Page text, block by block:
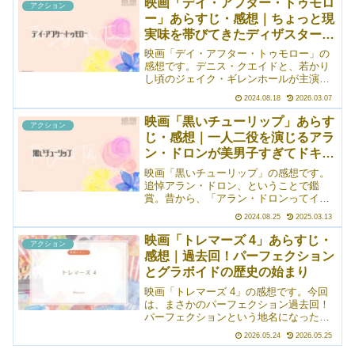
しい！ 結構ガッツリ恋愛要素が入って
いたので、お幾つなんだろうと調べてみ
たら、現在のサンドラ・ブロックは59
歳。つまり、本作の撮影時点でも56、7歳
ぐらいだったということ。魅力的すぎて
驚きました。憧れる！
アクション
映画「デイ・アフター・トゥモロ
ー」あらすじ・感想｜ちょっと現
実味を帯びてきたディザスター・
ムービー
映画「デイ・アフター・トゥモロー」の
感想です。デニス・クエイドと、若かり
し頃のジェイク・ギレンホールが主演の
ディザスター・ムービーです。私が本作
を初鑑賞した（高校生）当初は完全にま
るっとフィクションとして観ていたんで
すが、近年の異常気象＆暑さから考える
と、実は徐々に現実に近付いているんじ
ゃないかと思いますね（怖い）。デニ
ス・クエイドとジェイク・ギレンホール
のコンビも最高で、内容含め、余すとこ
ろなく楽しめます。
2024.08.18 2026.03.07
アクション
映画「黒いチューリップ」あらす
じ・感想｜一人二役を演じるアラ
ン・ドロンが美男子すぎてドキド
キする
映画「黒いチューリップ」の感想です。
追悼アラン・ドロン、ということで鑑
賞。昔から、「アラン・ドロンってイケ
メンだなあ」とは思っていたものの、改
めて見てみると本当に美しい。芸術的な
美しさという感じで、うっとり見蕩れて
しまいそうです。――というのはともか
く、話としては、フランス革命前夜とい
った感じの、ちょっと不穏な空気が漂っ
ている時代。貴族であるにもかかわら
ず、義賊として活動する伯爵のお話。
2024.08.25 2025.03.13
アクション
映画「トレマーズ 4」あらすじ・
感想｜過去回！パーフェクション
とグラボイドの歴史の始まり
映画「トレマーズ 4」の感想です。今回
は、まさかのパーフェクション過去回！
パーフェクションという地名になった理
由や、ガンマー家が武器マニアになった
きっかけ（のようなもの）が語られま
2026.05.24 2026.05.25